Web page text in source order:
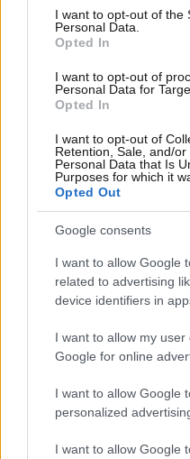
consent section.
I want to opt-out of the
Personal Data.
Opted In
I want to opt-out of
Personal Data for
Opted In
I want to opt-out of
Retention, Sale, and/
Personal Data that Is
Purposes for which it
Opted Out
Google consents
I want to allow Google
related to advertising
device identifiers in
I want to allow my
Google for online
I want to allow Google
personalized
I want to allow Google
20·06·2026 18:44
Οριοθετήθηκαν οι
ξηρά χόρτα στα Σπάτα